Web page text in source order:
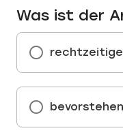
Was ist der